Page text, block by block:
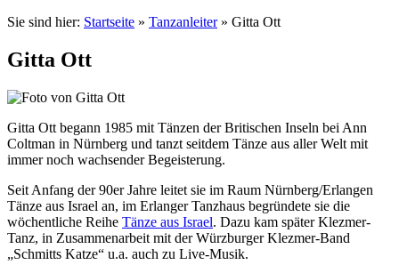
Sie sind hier: Startseite » Tanzanleiter» Gitta Ott
Gitta Ott
Gitta Ott begann 1985 mit Tänzen der Britischen Inseln bei Ann
Coltman in Nürnberg und tanzt seitdem Tänze aus aller Welt mit
immer noch wachsender Begeisterung.
Seit Anfang der 90er Jahre leitet sie im Raum Nürnberg/Erlangen
Tänze aus Israel an, im Erlanger Tanzhaus begründete sie die
wöchentliche Reihe Tänze aus Israel. Dazu kam später Klezmer-
Tanz, in Zusammenarbeit mit der Würzburger Klezmer-Band
„Schmitts Katze“ u.a. auch zu Live-Musik.